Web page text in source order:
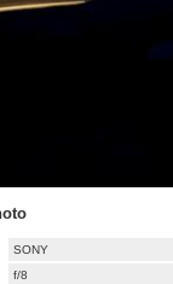
SONY
f/8